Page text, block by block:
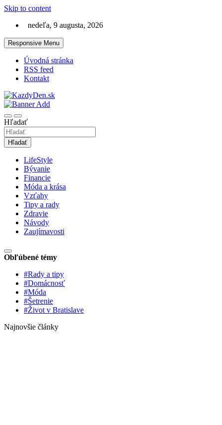
Skip to content
nedeľa, 9 augusta, 2026
Responsive Menu
Úvodná stránka
RSS feed
Kontakt
KazdyDen.sk
Hľadať
Hľadať
LifeStyle
Bývanie
Financie
Móda a krása
Vzťahy
Tipy a rady
Zdravie
Návody
Zaujímavosti
Obľúbené témy
#Rady a tipy
#Domácnosť
#Móda
#Šetrenie
#Život v Bratislave
Najnovšie články